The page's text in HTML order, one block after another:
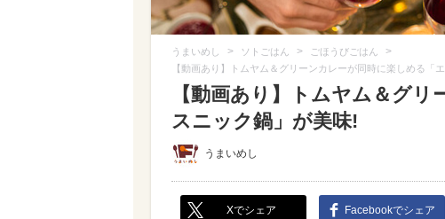
うまいめし > ソトごはん > ごほうびごはん >
【動画あり】トムヤム＆グリーンカレーが同時に楽しめる「
【動画あり】トムヤム＆グ
スニック鍋」が美味!
うまいめし
Xでシェア Facebookでシェア